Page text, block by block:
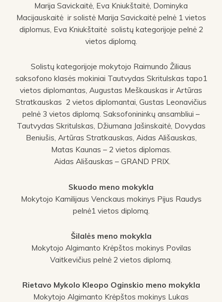
Marija Savickaitė, Eva Kniukštaitė, Dominyka
Macijauskaitė ir solistė Marija Savickaitė pelnė 1 vietos
diplomus, Eva Kniukštaitė solistų kategorijoje pelnė 2
vietos diplomą.
Solistų kategorijoje mokytojo Raimundo Žiliaus
saksofono klasės mokiniai Tautvydas Skritulskas tapo1
vietos diplomantas, Augustas Meškauskas ir Artūras
Stratkauskas 2 vietos diplomantai, Gustas Leonavičius
pelnė 3 vietos diplomą. Saksofonininkų ansambliui –
Tautvydas Skritulskas, Džiumana Jašinskaitė, Dovydas
Beniušis, Artūras Stratkauskas, Aidas Ališauskas,
Matas Kaunas – 2 vietos diplomas.
Aidas Ališauskas – GRAND PRIX.
Skuodo meno mokykla
Mokytojo Kamilijaus Venckaus mokinys Pijus Raudys
pelnė1 vietos diplomą.
Šilalės meno mokykla
Mokytojo Algimanto Krėpštos mokinys Povilas
Vaitkevičius pelnė 2 vietos diplomą.
Rietavo Mykolo Kleopo Oginskio meno mokykla
Mokytojo Algimanto Krėpštos mokinys Lukas